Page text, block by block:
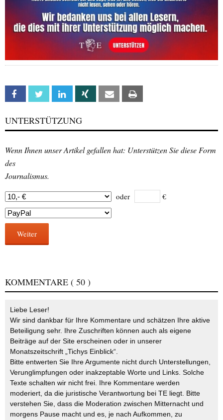
Facebook Twitter Linkedin Xing Email
UNTERSTÜTZUNG
Wenn Ihnen unser Artikel gefallen hat: Unterstützen Sie diese Form
des
Journalismus.
oder €
Weiter
KOMMENTARE ( 50 )
Liebe Leser!
Wir sind dankbar für Ihre Kommentare und schätzen Ihre aktive
Beteiligung sehr. Ihre Zuschriften können auch als eigene
Beiträge auf der Site erscheinen oder in unserer
Monatszeitschrift „Tichys Einblick“.
Bitte entwerten Sie Ihre Argumente nicht durch Unterstellungen,
Verunglimpfungen oder inakzeptable Worte und Links. Solche
Texte schalten wir nicht frei. Ihre Kommentare werden
moderiert, da die juristische Verantwortung bei TE liegt. Bitte
verstehen Sie, dass die Moderation zwischen Mitternacht und
morgens Pause macht und es, je nach Aufkommen, zu